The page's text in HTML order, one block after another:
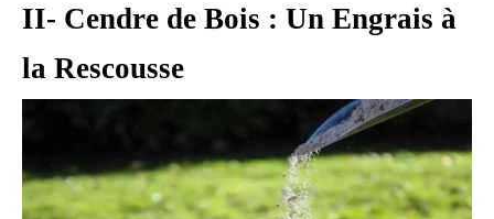
II- Cendre de Bois : Un Engrais à
la Rescousse